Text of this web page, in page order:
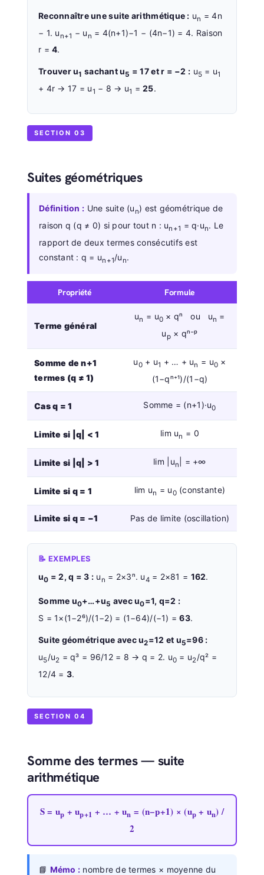
Reconnaître une suite arithmétique : un = 4n
− 1. un+1 − un = 4(n+1)−1 − (4n−1) = 4. Raison
r =4.
Trouver u1 sachant u5 = 17 et r = −2 : u5 = u1
+ 4r → 17 = u1 − 8 → u1 =25.
SECTION 03
Suites géométriques
Définition : Une suite (un) est géométrique de
raison q (q ≠ 0) si pour tout n : un+1 = q·un. Le
rapport de deux termes consécutifs est
constant : q = un+1/un.
Propriété Formule
Terme général
un = u0 × qⁿ ou un =
up × qⁿ⁻ᵖ
Somme de n+1
termes (q ≠ 1)
u0+ u1 + … + un = u0 ×
(1−qⁿ⁺¹)/(1−q)
Cas q = 1 Somme = (n+1)·u0
Limite si |q| < 1 lim un = 0
Limite si |q| > 1 lim |un | = +∞
Limite si q = 1 lim un = u0(constante)
Limite si q = −1 Pas de limite (oscillation)
📝 EXEMPLES
u0 = 2, q = 3 : un = 2×3ⁿ. u4 = 2×81 = 162.
Somme u0+…+u5 avec u0=1, q=2 :
S = 1×(1−2⁶)/(1−2) = (1−64)/(−1) =63.
Suite géométrique avec u2=12 et u5=96 :
u5/u2 = q³ = 96/12 = 8 → q = 2. u0 = u2 /q² =
12/4 = 3.
SECTION 04
Somme des termes — suite
arithmétique
S = up + up+1 + … + un = (n−p+1) × (up + un) /
2
📘 Mémo : nombre de termes × moyenne du